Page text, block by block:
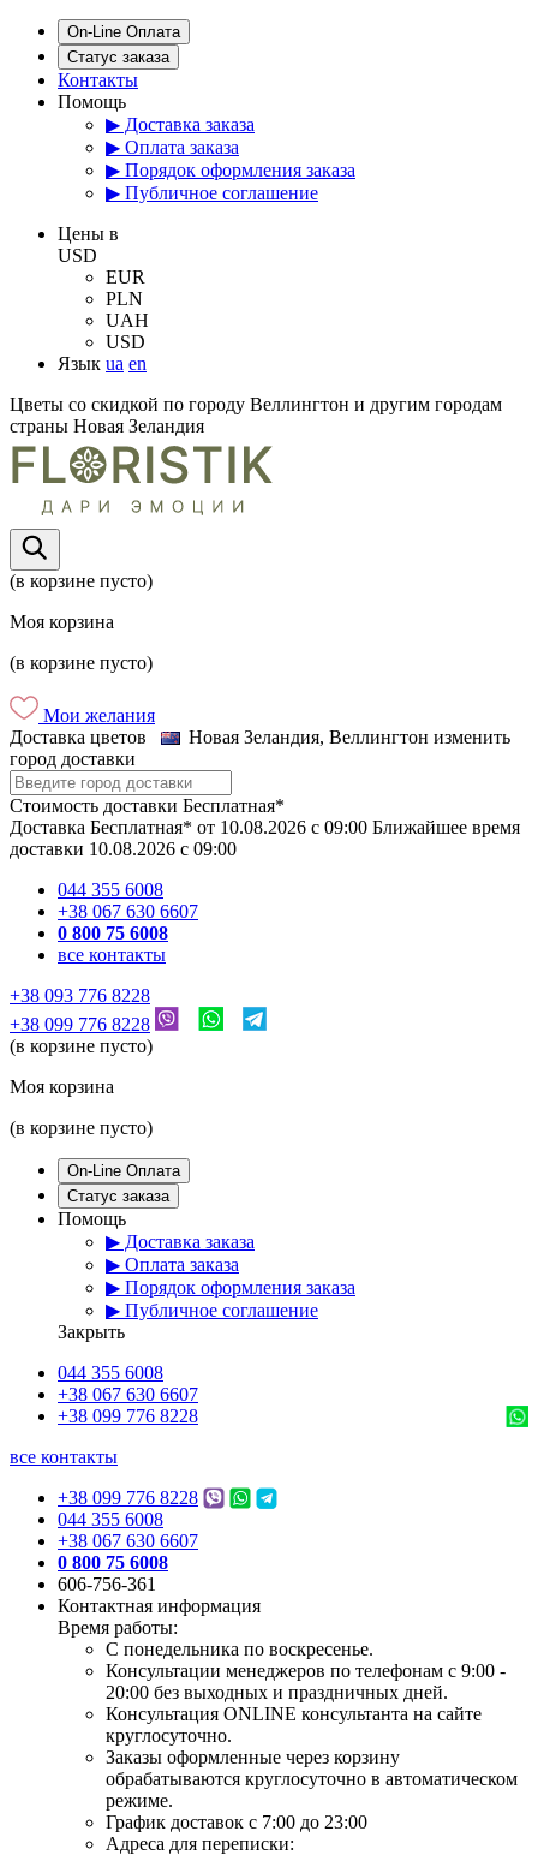
On-Line Оплата
Статус заказа
Контакты
Помощь
▶ Доставка заказа
▶ Оплата заказа
▶ Порядок оформления заказа
▶ Публичное соглашение
Цены в
USD
EUR
PLN
UAH
USD
Язык ua en
Цветы со скидкой по городу Веллингтон и другим городам
страны Новая Зеландия
(в корзине пусто)
Моя корзина
(в корзине пусто)
Мои желания
Доставка цветов
Новая Зеландия, Веллингтон изменить
город доставки
Стоимость доставки Бесплатная*
Доставка Бесплатная* от 10.08.2026 c 09:00 Ближайшее время
доставки 10.08.2026 c 09:00
044 355 6008
+38 067 630 6607
0 800 75 6008
все контакты
+38 093 776 8228
+38 099 776 8228
(в корзине пусто)
Моя корзина
(в корзине пусто)
On-Line Оплата
Статус заказа
Помощь
▶ Доставка заказа
▶ Оплата заказа
▶ Порядок оформления заказа
▶ Публичное соглашение
Закрыть
044 355 6008
+38 067 630 6607
+38 099 776 8228
все контакты
+38 099 776 8228
044 355 6008
+38 067 630 6607
0 800 75 6008
606-756-361
Контактная информация
Время работы:
С понедельника по воскресенье.
Консультации менеджеров по телефонам с 9:00 -
20:00 без выходных и праздничных дней.
Консультация ONLINE консультанта на сайте
круглосуточно.
Заказы оформленные через корзину
обрабатываются круглосуточно в автоматическом
режиме.
График доставок с 7:00 до 23:00
Адреса для переписки: